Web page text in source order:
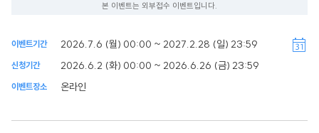
본 이벤트는 외부접수 이벤트입니다.
이벤트기간 2026.7.6 (월) 00:00 ~ 2027.2.28 (일) 23:59
신청기간 2026.6.2 (화) 00:00 ~ 2026.6.26 (금) 23:59
이벤트장소 온라인